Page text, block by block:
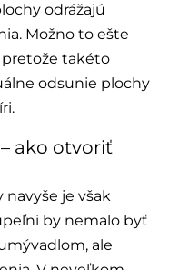
odrážajú
Možno to ešte
takéto
odsunie plochy
ako otvoriť
je však
by nemalo byť
ale